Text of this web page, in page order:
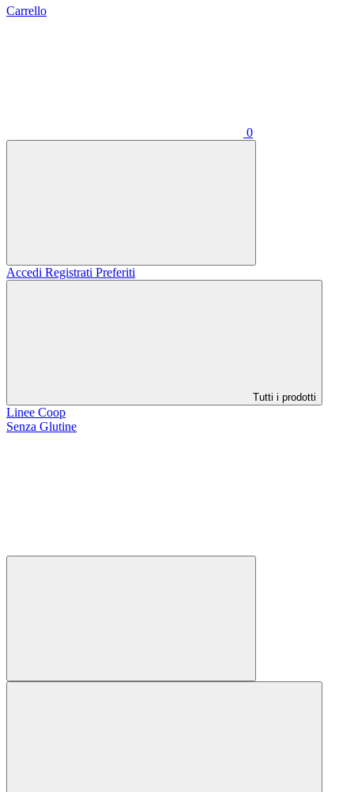
Carrello
0
Accedi Registrati Preferiti
Tutti i prodotti
Linee Coop
Senza Glutine